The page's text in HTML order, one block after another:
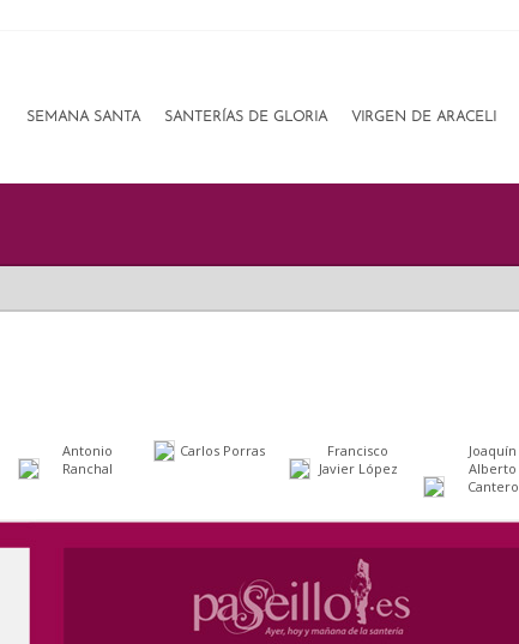
SEMANA SANTA SANTERÍAS DE GLORIA VIRGEN DE ARACELI
Antonio
Ranchal
Carlos Porras
Francisco
Javier López
Joaquín
Alberto
Cantero